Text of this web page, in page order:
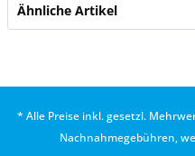
Ähnliche Artikel
* Alle Preise inkl. gesetzl.
Nachnahmegebühren,